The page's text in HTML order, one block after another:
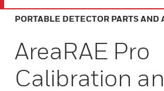
PORTABLE DETECTOR PARTS AND
AreaRAE Pro
Calibration